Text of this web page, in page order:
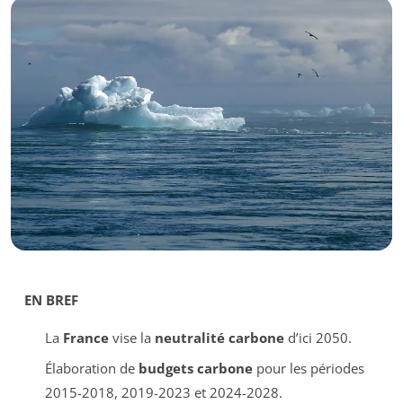
EN BREF
La Francevise la neutralité carboned’ici 2050.
Élaboration de budgets carbonepour les périodes
2015-2018, 2019-2023 et 2024-2028.